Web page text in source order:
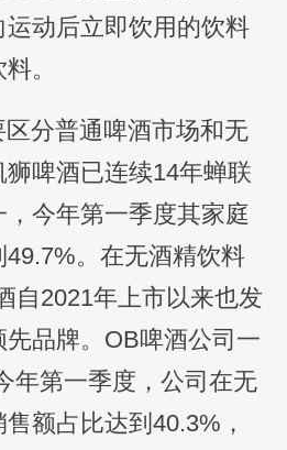
动后立即饮用的饮料
。
分普通啤酒市场和无
啤酒已连续14年蝉联
今年第一季度其家庭
。在无酒精饮料
自2021年上市以来也发
品牌。OB啤酒公司一
年第一季度，公司在无
额占比达到40.3%，